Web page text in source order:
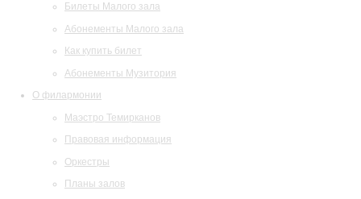
Билеты Малого зала
Абонементы Малого зала
Как купить билет
Абонементы Музитория
О филармонии
Маэстро Темирканов
Правовая информация
Оркестры
Планы залов